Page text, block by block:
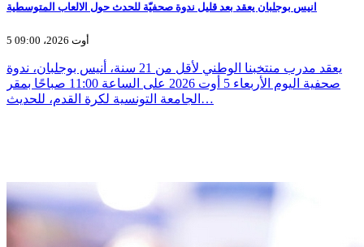
انيس بوجلبان يعقد بعد قليل ندوة صحفيّة للحدث حول الالعاب المتوسطية
5 أوت 2026، 09:00
يعقد مدرب منتخبنا الوطني لأقل من 21 سنة، أنيس بوجلبان، ندوة
صحفية اليوم الأربعاء 5 أوت 2026 على الساعة 11:00 صباحًا بمقر
الجامعة التونسية لكرة القدم، للحديث…